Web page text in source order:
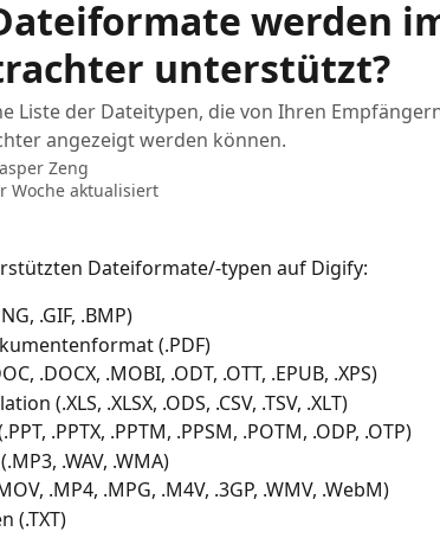
werden
unterstützt?
Liste der Dateitypen, die von Ihren
angezeigt werden können.
Zeng
Woche aktualisiert
Dateiformate/-typen auf Digify:
.GIF, .BMP)
(.PDF)
.DOCX, .MOBI, .ODT, .OTT, .EPUB, .XPS)
(.XLS, .XLSX, .ODS, .CSV, .TSV, .XLT)
.PPTX, .PPTM, .PPSM, .POTM, .ODP, .OTP)
.WAV, .WMA)
.MP4, .MPG, .M4V, .3GP, .WMV, .WebM)
(.TXT)